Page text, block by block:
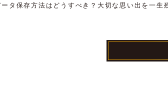
タ保存方法はどうすべき？大切な思い出を一生